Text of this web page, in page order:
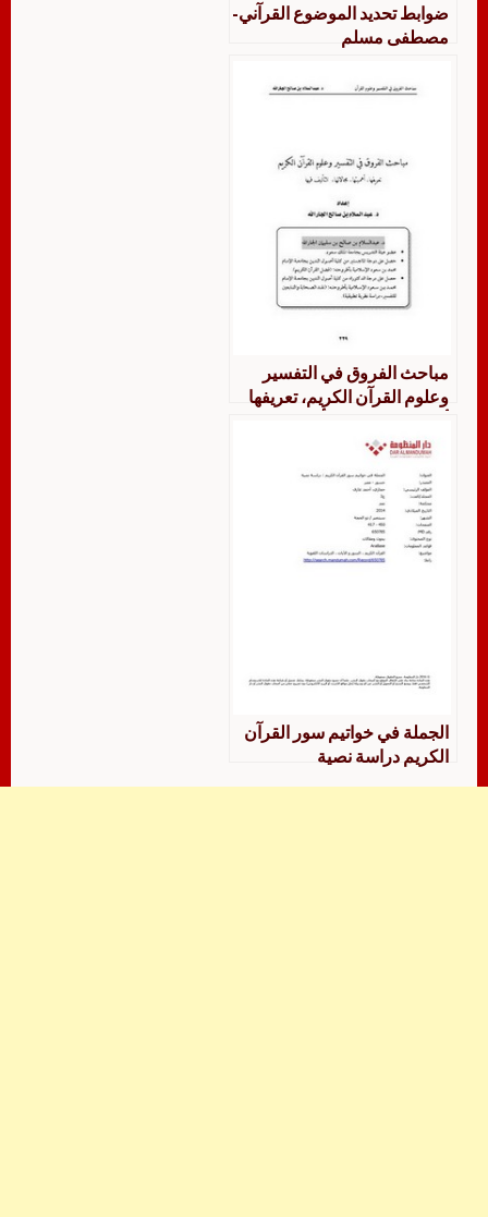
ضوابط تحديد الموضوع القرآني-
مصطفى مسلم
مباحث الفروق في التفسير
وعلوم القرآن الكريم، تعريفها
الجملة في خواتيم سور القرآن
الكريم دراسة نصية